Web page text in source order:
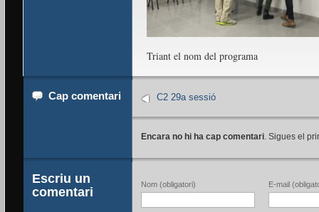
Triant el nom del programa
Cap comentari C2 29a sessió
Encara no hi ha cap comentari. Sigues el
Escriu un
comentari
Nom (obligatori) E-mail